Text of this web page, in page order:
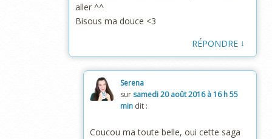
aller ^^
Bisous ma douce <3
RÉPONDRE ↓
Serena
sur samedi 20 août 2016 à 16 h 55
min dit :
Coucou ma toute belle, oui cette saga